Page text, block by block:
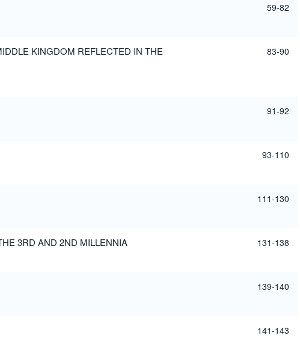
59-82
KINGDOM REFLECTED IN THE
83-90
91-92
93-110
111-130
3RD AND 2ND MILLENNIA 131-138
139-140
141-143